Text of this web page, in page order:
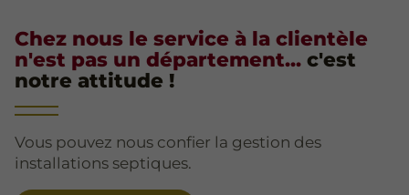
Chez nous le service à la clientèle
n'est pas un département... c'est
notre attitude !
Vous pouvez nous confier la gestion des
installations septiques.